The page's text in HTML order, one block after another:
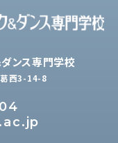
ンス専門学校
西3-14-8